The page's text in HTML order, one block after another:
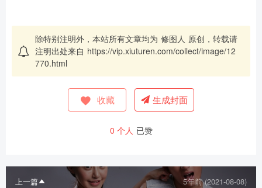
除特别注明外，本站所有文章均为 修图人 原创，转载请
注明出处来自 https://vip.xiuturen.com/collect/image/12
770.html
收藏 生成封面
0 个人 已赞
上一篇 5年前 (2021-08-08)